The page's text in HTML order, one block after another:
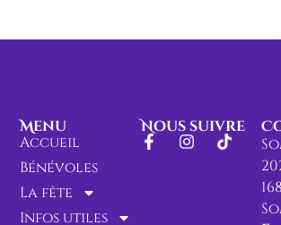
Nous suivre
Menu
Accueil
Bénévoles
La fête
Infos utiles